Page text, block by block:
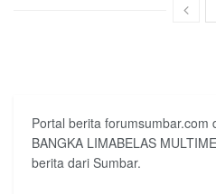
Portal berita forumsumbar.com
BANGKA LIMABELAS
berita dari Sumbar.